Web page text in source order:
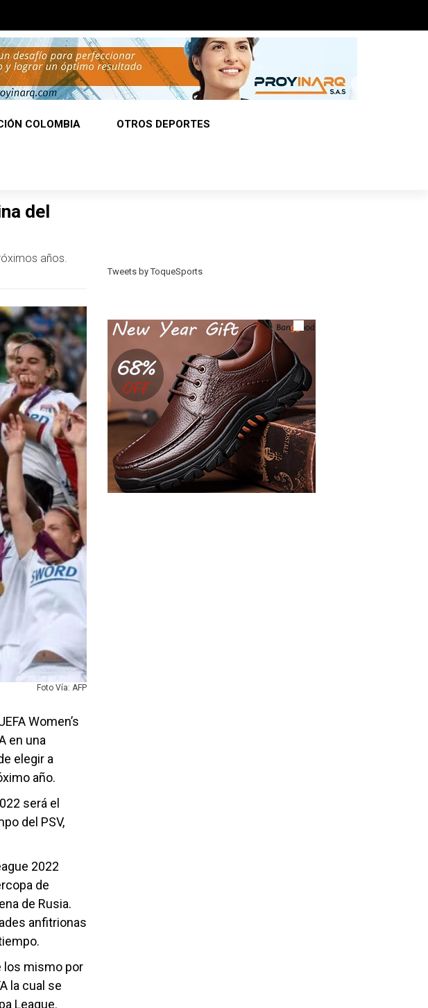
COLOMBIA OTROS DEPORTES
del
años.
Foto Vía: AFP
Women’s
en una
elegir a
año.
será el
del PSV,
2022
de
de Rusia.
anfitrionas
los mismo por
la cual se
League.
Tweets by ToqueSports